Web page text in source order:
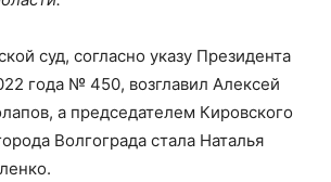
суд, согласно указу Президента
года № 450, возглавил Алексей
а председателем Кировского
Волгограда стала Наталья